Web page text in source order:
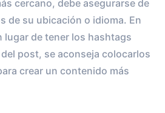
cercano, debe asegurarse de
de su ubicación o idioma. En
lugar de tener los hashtags
post, se aconseja colocarlos
crear un contenido más